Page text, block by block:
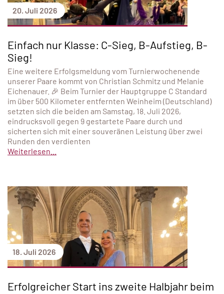
20. Juli 2026
Einfach nur Klasse: C-Sieg, B-Aufstieg, B-
Sieg!
Eine weitere Erfolgsmeldung vom Turnierwochenende
unserer Paare kommt von Christian Schmitz und Melanie
Eichenauer. 🎉 Beim Turnier der Hauptgruppe C Standard
im über 500 Kilometer entfernten Weinheim (Deutschland)
setzten sich die beiden am Samstag, 18. Juli 2026,
eindrucksvoll gegen 9 gestartete Paare durch und
sicherten sich mit einer souveränen Leistung über zwei
Runden den verdienten
Weiterlesen...
18. Juli 2026
Erfolgreicher Start ins zweite Halbjahr beim